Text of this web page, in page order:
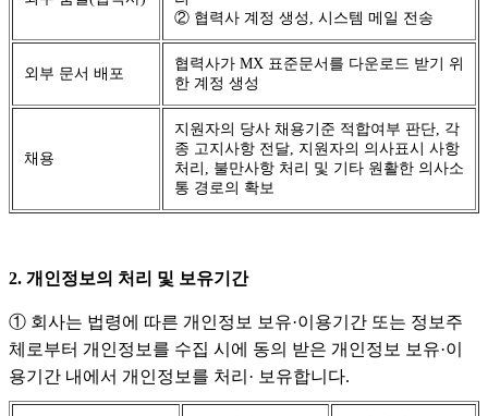
② 협력사 계정 생성, 시스템 메일 전송
외부 문서 배포
협력사가 MX 표준문서를 다운로드 받기 위
한 계정 생성
채용
지원자의 당사 채용기준 적합여부 판단, 각
종 고지사항 전달, 지원자의 의사표시 사항
처리, 불만사항 처리 및 기타 원활한 의사소
통 경로의 확보
2. 개인정보의 처리 및 보유기간
① 회사는 법령에 따른 개인정보 보유·이용기간 또는 정보주
체로부터 개인정보를 수집 시에 동의 받은 개인정보 보유·이
용기간 내에서 개인정보를 처리· 보유합니다.